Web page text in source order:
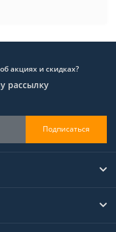
акциях и скидках?
рассылку
Подписаться